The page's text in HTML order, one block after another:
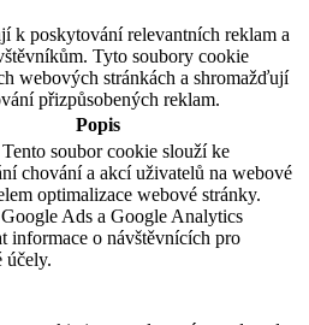
k poskytování relevantních reklam a
Tyto soubory cookie
webových stránkách a shromažďují
přizpůsobených reklam.
Popis
Tento soubor cookie slouží ke
chování a akcí uživatelů na webové
optimalizace webové stránky.
Ads a Google Analytics
informace o návštěvnících pro
účely.